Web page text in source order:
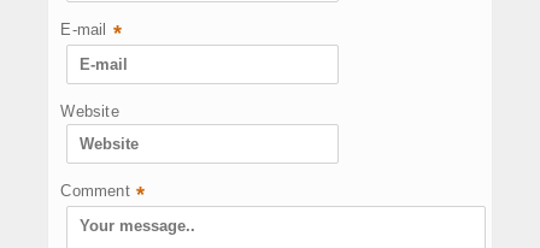
E-mail *
Website
Comment *